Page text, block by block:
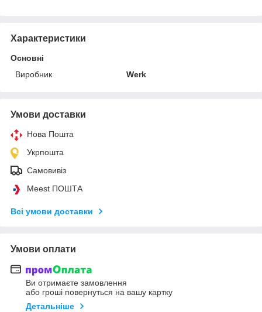
Характеристики
Основні
Виробник
Werk
Умови доставки
Нова Пошта
Укрпошта
Самовивіз
Meest ПОШТА
Всі умови доставки
Умови оплати
Ви отримаєте замовлення
або гроші повернуться на вашу картку
Детальніше